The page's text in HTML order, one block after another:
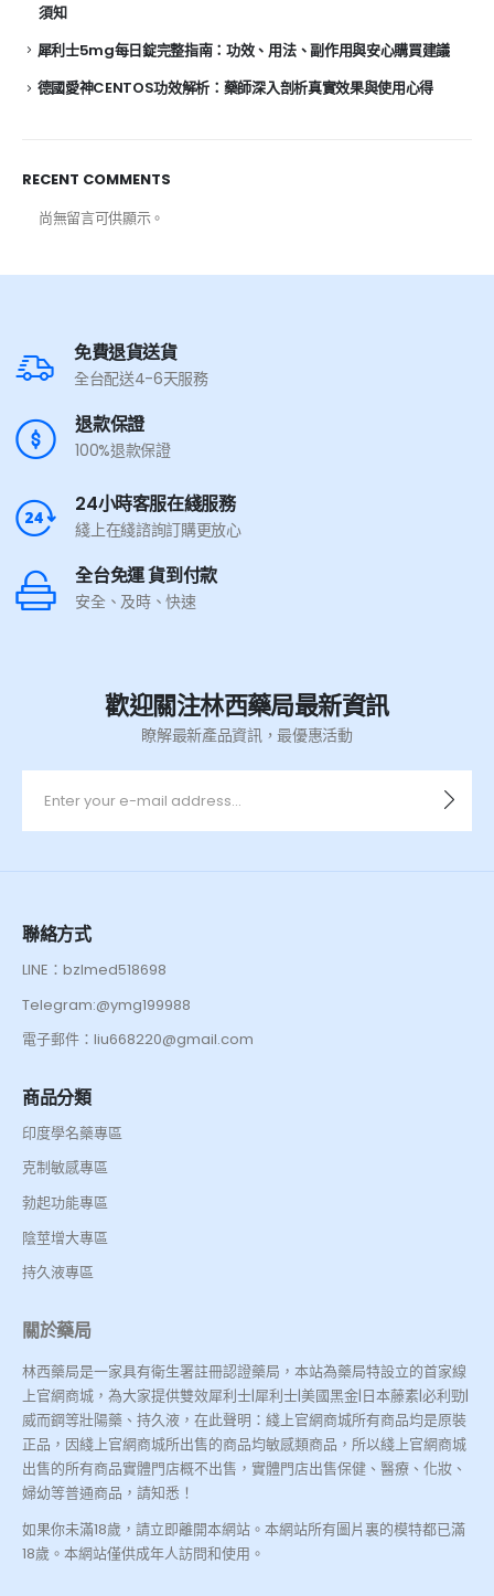
須知
犀利士5mg每日錠完整指南：功效、用法、副作用與安心購買建議
德國愛神CENTOS功效解析：藥師深入剖析真實效果與使用心得
RECENT COMMENTS
尚無留言可供顯示。
免費退貨送貨
全台配送4-6天服務
退款保證
100%退款保證
24小時客服在綫服務
綫上在綫諮詢訂購更放心
全台免運 貨到付款
安全、及時、快速
歡迎關注林西藥局最新資訊
瞭解最新產品資訊，最優惠活動
聯絡方式
LINE：bzlmed518698
Telegram:@ymg199988
電子郵件：liu668220@gmail.com
商品分類
印度學名藥專區
克制敏感專區
勃起功能專區
陰莖增大專區
持久液專區
關於藥局
林西藥局是一家具有衛生署註冊認證藥局，本站為藥局特設立的首家線
上官網商城，為大家提供雙效犀利士|犀利士|美國黑金|日本藤素|必利勁|
威而鋼等壯陽藥、持久液，在此聲明：綫上官網商城所有商品均是原裝
正品，因綫上官網商城所出售的商品均敏感類商品，所以綫上官網商城
出售的所有商品實體門店概不出售，實體門店出售保健、醫療、化妝、
婦幼等普通商品，請知悉！
如果你未滿18歲，請立即離開本網站。本網站所有圖片裏的模特都已滿
18歲。本網站僅供成年人訪問和使用。